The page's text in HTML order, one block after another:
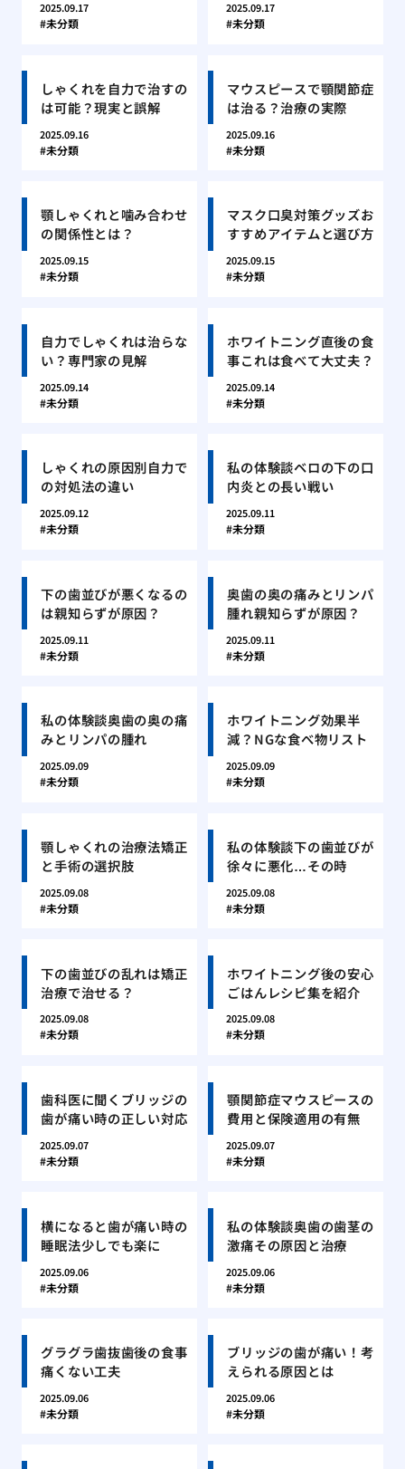
2025.09.17
未分類
2025.09.17
未分類
しゃくれを自力で治すの
は可能？現実と誤解
2025.09.16
未分類
マウスピースで顎関節症
は治る？治療の実際
2025.09.16
未分類
顎しゃくれと噛み合わせ
の関係性とは？
2025.09.15
未分類
マスク口臭対策グッズお
すすめアイテムと選び方
2025.09.15
未分類
自力でしゃくれは治らな
い？専門家の見解
2025.09.14
未分類
ホワイトニング直後の食
事これは食べて大丈夫？
2025.09.14
未分類
しゃくれの原因別自力で
の対処法の違い
2025.09.12
未分類
私の体験談ベロの下の口
内炎との長い戦い
2025.09.11
未分類
下の歯並びが悪くなるの
は親知らずが原因？
2025.09.11
未分類
奥歯の奥の痛みとリンパ
腫れ親知らずが原因？
2025.09.11
未分類
私の体験談奥歯の奥の痛
みとリンパの腫れ
2025.09.09
未分類
ホワイトニング効果半
減？NGな食べ物リスト
2025.09.09
未分類
顎しゃくれの治療法矯正
と手術の選択肢
2025.09.08
未分類
私の体験談下の歯並びが
徐々に悪化…その時
2025.09.08
未分類
下の歯並びの乱れは矯正
治療で治せる？
2025.09.08
未分類
ホワイトニング後の安心
ごはんレシピ集を紹介
2025.09.08
未分類
歯科医に聞くブリッジの
歯が痛い時の正しい対応
2025.09.07
未分類
顎関節症マウスピースの
費用と保険適用の有無
2025.09.07
未分類
横になると歯が痛い時の
睡眠法少しでも楽に
2025.09.06
未分類
私の体験談奥歯の歯茎の
激痛その原因と治療
2025.09.06
未分類
グラグラ歯抜歯後の食事
痛くない工夫
2025.09.06
未分類
ブリッジの歯が痛い！考
えられる原因とは
2025.09.06
未分類